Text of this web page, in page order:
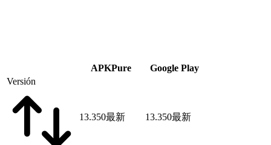
APKPure
Google Play
Versión
13.350最新 13.350最新